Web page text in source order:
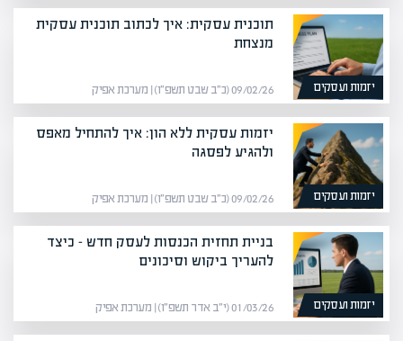
יזמות ועסקים
תוכנית עסקית: איך לכתוב תוכנית עסקית
מנצחת
09/02/26 (כ״ב שבט תשפ״ו) | מערכת אפיק
יזמות ועסקים
יזמות עסקית ללא הון: איך להתחיל מאפס
ולהגיע לפסגה
09/02/26 (כ״ב שבט תשפ״ו) | מערכת אפיק
יזמות ועסקים
בניית תחזית הכנסות לעסק חדש – כיצד
להעריך ביקוש וסיכונים
01/03/26 (י״ב אדר תשפ״ו) | מערכת אפיק